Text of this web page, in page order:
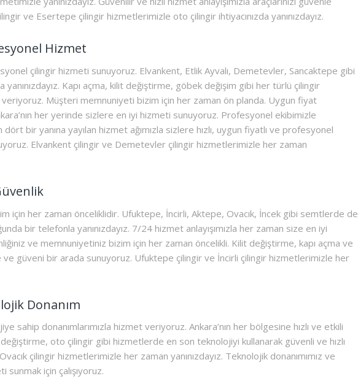
ve Esertepe çilingir hizmetlerimizle oto çilingir ihtiyacınızda yanınızdayız.
Hizmet
çilingir hizmeti sunuyoruz. Elvankent, Etlik Ayvalı, Demetevler, Sancaktepe gibi
yanınızdayız. Kapı açma, kilit değiştirme, göbek değişim gibi her türlü çilingir
Müşteri memnuniyeti bizim için her zaman ön planda. Uygun fiyat
her yerinde sizlere en iyi hizmeti sunuyoruz. Profesyonel ekibimizle
dört bir yanına yayılan hizmet ağımızla sizlere hızlı, uygun fiyatlı ve profesyonel
Elvankent çilingir ve Demetevler çilingir hizmetlerimizle her zaman
için her zaman önceliklidir. Ufuktepe, İncirli, Aktepe, Ovacık, İncek gibi semtlerde de
bir telefonla yanınızdayız. 7/24 hizmet anlayışımızla her zaman size en iyi
ve memnuniyetiniz bizim için her zaman öncelikli. Kilit değiştirme, kapı açma ve
güveni bir arada sunuyoruz. Ufuktepe çilingir ve İncirli çilingir hizmetlerimizle her
Donanım
sahip donanımlarımızla hizmet veriyoruz. Ankara’nın her bölgesine hızlı ve etkili
oto çilingir gibi hizmetlerde en son teknolojiyi kullanarak güvenli ve hızlı
çilingir hizmetlerimizle her zaman yanınızdayız. Teknolojik donanımımız ve
için çalışıyoruz.